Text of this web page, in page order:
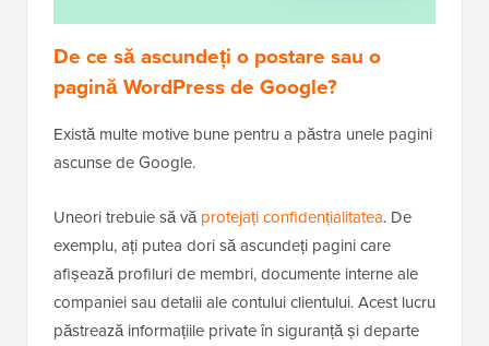
De ce să ascundeți o postare sau o
pagină WordPress de Google?
Există multe motive bune pentru a păstra unele pagini
ascunse de Google.
Uneori trebuie să văprotejați confidențialitatea. De
exemplu, ați putea dori să ascundeți pagini care
afișează profiluri de membri, documente interne ale
companiei sau detalii ale contului clientului. Acest lucru
păstrează informațiile private în siguranță și departe